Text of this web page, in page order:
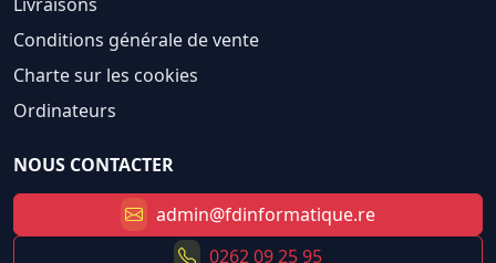
Conditions générale de vente
Charte sur les cookies
Ordinateurs
NOUS CONTACTER
admin@fdinformatique.re
0262 09 25 95